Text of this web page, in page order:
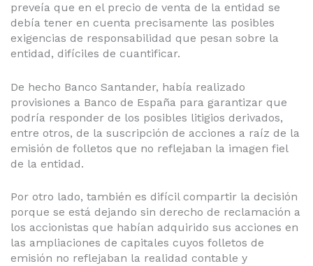
preveía que en el precio de venta de la entidad se
debía tener en cuenta precisamente las posibles
exigencias de responsabilidad que pesan sobre la
entidad, difíciles de cuantificar.
De hecho Banco Santander, había realizado
provisiones a Banco de España para garantizar que
podría responder de los posibles litigios derivados,
entre otros, de la suscripción de acciones a raíz de la
emisión de folletos que no reflejaban la imagen fiel
de la entidad.
Por otro lado, también es difícil compartir la decisión
porque se está dejando sin derecho de reclamación a
los accionistas que habían adquirido sus acciones en
las ampliaciones de capitales cuyos folletos de
emisión no reflejaban la realidad contable y